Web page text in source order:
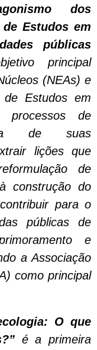
dos
Estudos em
públicas
principal
(NEAs) e
de Estudos em
processos de
de suas
lições que
de
construção do
para o
públicas de
e
a Associação
como principal
O que
é a primeira